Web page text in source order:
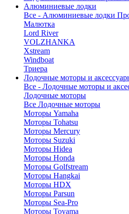
Алюминиевые лодки
Все - Алюминиевые лодки
Малютка
Lord River
VOLZHANKA
Xstream
Windboat
Триера
Лодочные моторы и
Все - Лодочные моторы и
Лодочные моторы
Все Лодочные моторы
Моторы Yamaha
Моторы Tohatsu
Моторы Mercury
Моторы Suzuki
Моторы Hidea
Моторы Honda
Моторы Golfstream
Моторы Hangkai
Моторы HDX
Моторы Parsun
Моторы Sea-Pro
Моторы Toyama